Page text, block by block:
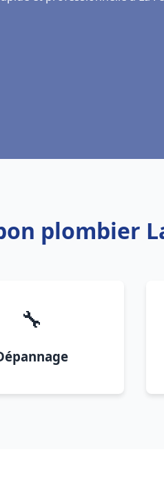
plombier
🔧